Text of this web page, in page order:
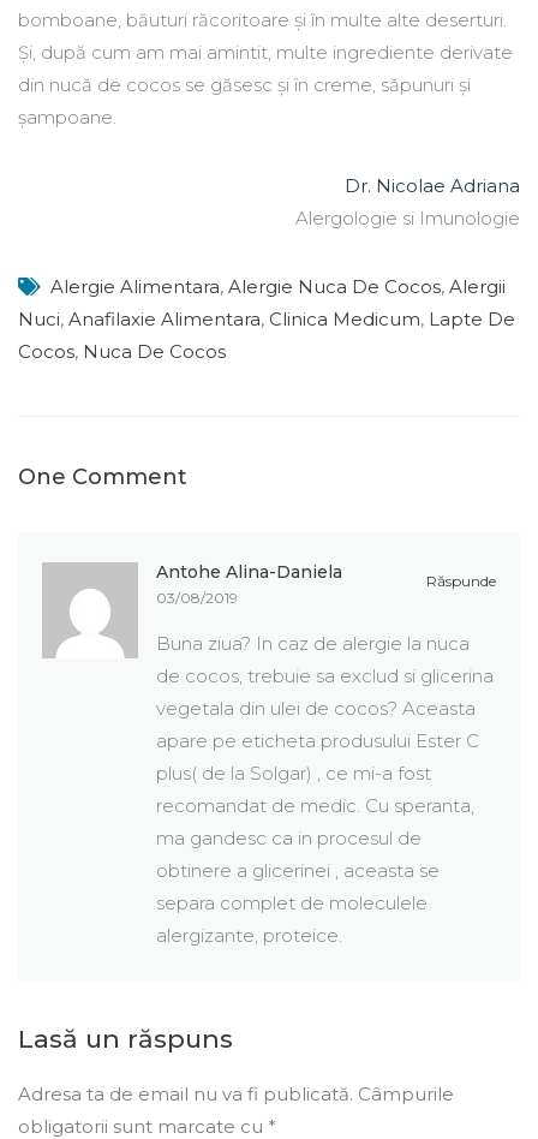
bomboane, băuturi răcoritoare și în multe alte deserturi.
Și, după cum am mai amintit, multe ingrediente derivate
din nucă de cocos se găsesc și în creme, săpunuri și
șampoane.
Dr. Nicolae Adriana
Alergologie si Imunologie
Alergie Alimentara, Alergie Nuca De Cocos, Alergii
Nuci, Anafilaxie Alimentara, Clinica Medicum, Lapte De
Cocos, Nuca De Cocos
One Comment
Răspunde
Antohe Alina-Daniela
03/08/2019
Buna ziua? In caz de alergie la nuca
de cocos, trebuie sa exclud si glicerina
vegetala din ulei de cocos? Aceasta
apare pe eticheta produsului Ester C
plus( de la Solgar) , ce mi-a fost
recomandat de medic. Cu speranta,
ma gandesc ca in procesul de
obtinere a glicerinei , aceasta se
separa complet de moleculele
alergizante, proteice.
Lasă un răspuns
Adresa ta de email nu va fi publicată. Câmpurile
obligatorii sunt marcate cu *